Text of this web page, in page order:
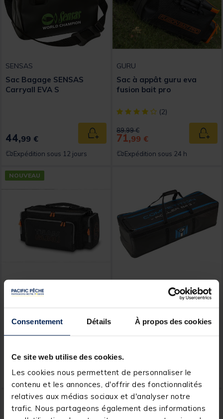
Consentement Détails À propos des cookies
Ce site web utilise des cookies.
Les cookies nous permettent de personnaliser le
contenu et les annonces, d'offrir des fonctionnalités
relatives aux médias sociaux et d'analyser notre
trafic. Nous partageons également des informations
SENSAS
Sac Bagage SENSAS
Carryall EVA S
44,99 € Ajouter au panier
Expédition sous 12 jours
GURU
Sac à appât guru eva
fusion bait pro
[object Object] out of 5
(2)
Price reduced from
89,99 €to
71,99 €
Expédition sous 24 h
NOUVEAU
GURU
84, 99 € Ajouter au panier
Expédition sous 24 h
Sac de Transport
Squadra Competition
125,
Expédition sous 7 jours
NOUVEAU -20%